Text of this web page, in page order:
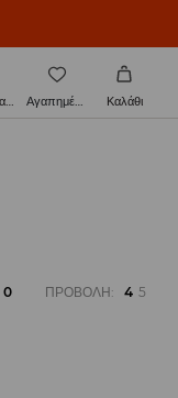
Λογαριασμός Αγαπημένα Καλάθι
0 ΠΡΟΒΟΛΉ: 4 5